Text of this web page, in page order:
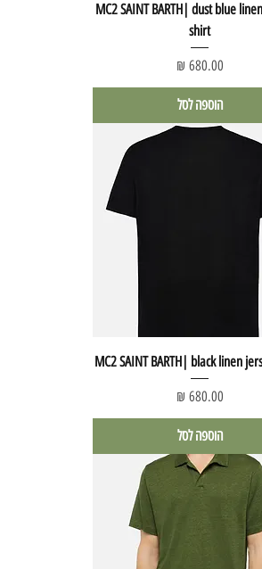
MC2 SAINT BARTH| dust blue
shirt
מחיר
הוספה לסל
MC2 SAINT BARTH| black linen
מחיר
הוספה לסל